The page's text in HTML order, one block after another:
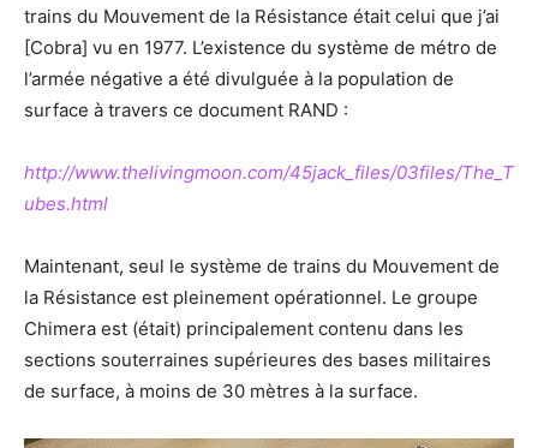
trains du Mouvement de la Résistance était celui que j’ai
[Cobra] vu en 1977. L’existence du système de métro de
l’armée négative a été divulguée à la population de
surface à travers ce document RAND :
http://www.thelivingmoon.com/45jack_files/03files/The_T
ubes.html
Maintenant, seul le système de trains du Mouvement de
la Résistance est pleinement opérationnel. Le groupe
Chimera est (était) principalement contenu dans les
sections souterraines supérieures des bases militaires
de surface, à moins de 30 mètres à la surface.